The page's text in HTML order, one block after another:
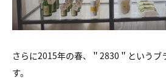
さらに2015年の春、＂2830＂というブ
す。